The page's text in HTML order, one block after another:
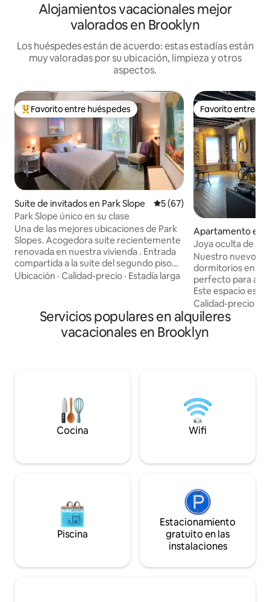
Alojamientos vacacionales mejor
valorados en Brooklyn
Los huéspedes están de acuerdo: estas estadías están
muy valoradas por su ubicación, limpieza y otros
aspectos.
Favorito entre huéspedes preferido
Favorito entre huéspedes
Suite de invitados en Park Slope Calificación promedio: 5 de
5 (67)
Park Slope único en su clase
Una de las mejores ubicaciones de Park
Slopes. Acogedora suite recientemente
renovada en nuestra vivienda . Entrada
compartida a la suite del segundo piso
como se muestra en la foto, con
agradables y una cama de ensueño.
Dormitorio con cerradura y
apartamento completo. Cerca de la
restaurantes para todos los gustos. Hay
escaleras para llegar a la unidad.
Ubicación · Calidad-precio · Estadía larga
Favorito entre
Favorito entre
Apartamento en
uyvesant
Joya oculta de
Nuestro nuevo
dormitorios en
perfecto para
Este espacio es
concepto abierto
cama, conectado
una cocina
tiene el encanto
con paredes de
y un barrio que
Calidad-precio
Servicios populares en alquileres
vacacionales en Brooklyn
Cocina Wifi
Piscina
Estacionamiento
gratuito en las
instalaciones